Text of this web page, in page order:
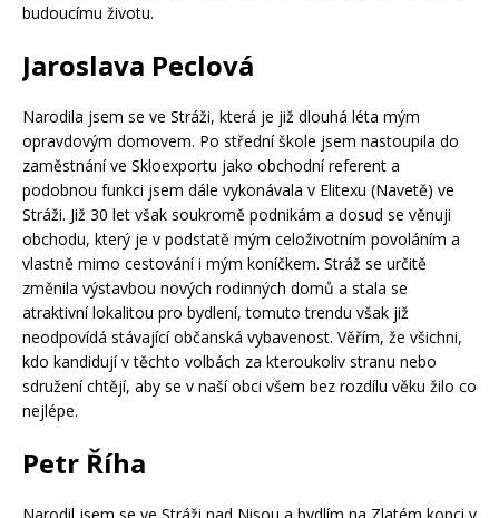
budoucímu životu.
Jaroslava Peclová
Narodila jsem se ve Stráži, která je již dlouhá léta mým
opravdovým domovem. Po střední škole jsem nastoupila do
zaměstnání ve Skloexportu jako obchodní referent a
podobnou funkci jsem dále vykonávala v Elitexu (Navetě) ve
Stráži. Již 30 let však soukromě podnikám a dosud se věnuji
obchodu, který je v podstatě mým celoživotním povoláním a
vlastně mimo cestování i mým koníčkem. Stráž se určitě
změnila výstavbou nových rodinných domů a stala se
atraktivní lokalitou pro bydlení, tomuto trendu však již
neodpovídá stávající občanská vybavenost. Věřím, že všichni,
kdo kandidují v těchto volbách za kteroukoliv stranu nebo
sdružení chtějí, aby se v naší obci všem bez rozdílu věku žilo co
nejlépe.
Petr Říha
Narodil jsem se ve Stráži nad Nisou a bydlím na Zlatém kopci v